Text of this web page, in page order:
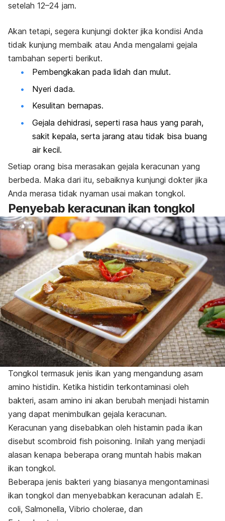
setelah 12–24 jam.
Akan tetapi, segera kunjungi dokter jika kondisi Anda
tidak kunjung membaik atau Anda mengalami gejala
tambahan seperti berikut.
Pembengkakan pada lidah dan mulut.
Nyeri dada.
Kesulitan bernapas.
Gejala dehidrasi, seperti rasa haus yang parah,
sakit kepala, serta jarang atau tidak bisa buang
air kecil.
Setiap orang bisa merasakan gejala keracunan yang
berbeda. Maka dari itu, sebaiknya kunjungi dokter jika
Anda merasa tidak nyaman usai makan tongkol.
Penyebab keracunan ikan tongkol
Tongkol termasuk jenis ikan yang mengandung asam
amino histidin. Ketika histidin terkontaminasi oleh
bakteri, asam amino ini akan berubah menjadi histamin
yang dapat menimbulkan gejala keracunan.
Keracunan yang disebabkan oleh histamin pada ikan
disebut scombroid fish poisoning. Inilah yang menjadi
alasan kenapa beberapa orang muntah habis makan
ikan tongkol.
Beberapa jenis bakteri yang biasanya mengontaminasi
ikan tongkol dan menyebabkan keracunan adalah E.
coli, Salmonella, Vibrio cholerae, dan